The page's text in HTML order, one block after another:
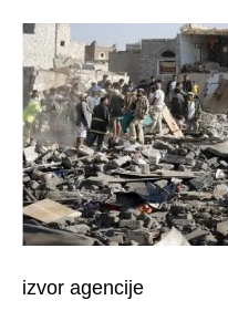
izvor agencije